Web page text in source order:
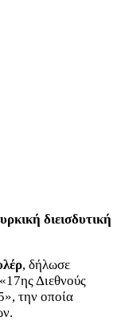
διεισδυτική
, δήλωσε
Διεθνούς
την οποία